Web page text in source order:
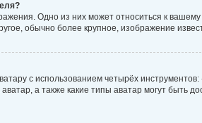
Одно из них может относиться к
обычно более крупное, изображение
с использованием четырёх
а также какие типы аватар могут быть